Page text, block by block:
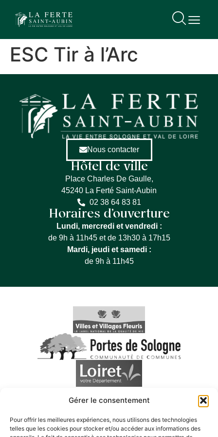
Gérer le consentement
Pour offrir les meilleures expériences, nous utilisons des technologies
telles que les cookies pour stocker et/ou accéder aux informations des
principal
ESC Tir à l’Arc
Nous contacter
Hôtel de ville
Place Charles De Gaulle,
45240 La Ferté Saint-Aubin
02 38 64 83 81
Horaires d’ouverture
Lundi, mercredi et vendredi :
de 9h à 11h45 et de 13h30 à 17h15
Mardi, jeudi et samedi :
de 9h à 11h45